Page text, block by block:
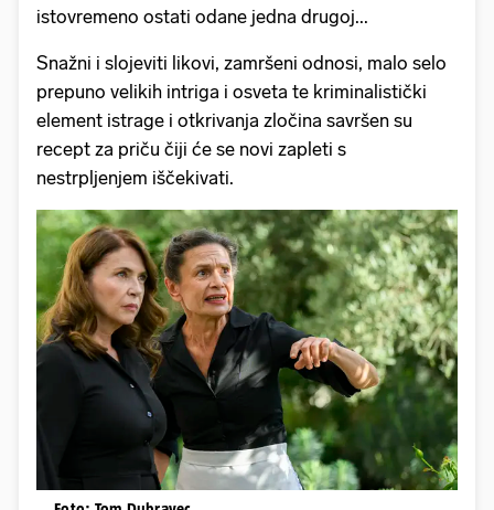
istovremeno ostati odane jedna drugoj...
Snažni i slojeviti likovi, zamršeni odnosi, malo selo
prepuno velikih intriga i osveta te kriminalistički
element istrage i otkrivanja zločina savršen su
recept za priču čiji će se novi zapleti s
nestrpljenjem iščekivati.